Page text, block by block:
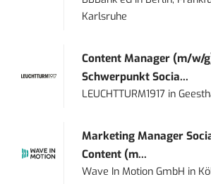
Karlsruhe
Content Manager (m/w/
Schwerpunkt Socia...
LEUCHTTURM1917 in
Marketing Manager
Content (m...
Wave In Motion GmbH in